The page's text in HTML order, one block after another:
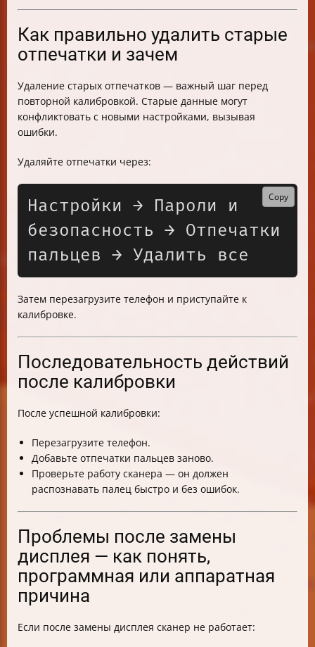
Как правильно удалить старые
отпечатки и зачем
Удаление старых отпечатков — важный шаг перед
повторной калибровкой. Старые данные могут
конфликтовать с новыми настройками, вызывая
ошибки.
Удаляйте отпечатки через:
Настройки → Пароли и
безопасность → Отпечатки
Copy
Затем перезагрузите телефон и приступайте к
калибровке.
Последовательность действий
после калибровки
После успешной калибровки:
Перезагрузите телефон.
Добавьте отпечатки пальцев заново.
Проверьте работу сканера — он должен
распознавать палец быстро и без ошибок.
Проблемы после замены
дисплея — как понять,
программная или аппаратная
причина
Если после замены дисплея сканер не работает: